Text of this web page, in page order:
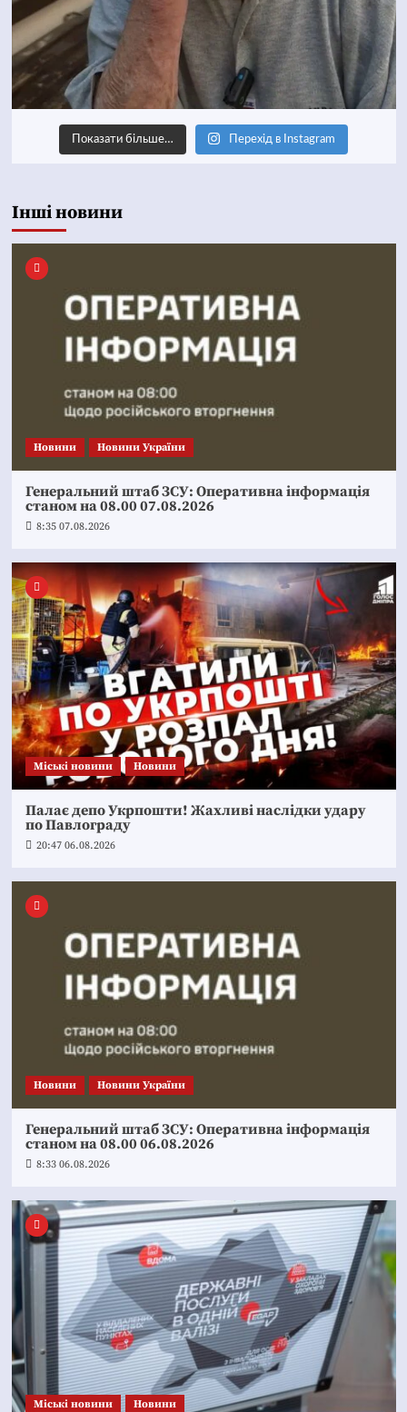
Показати більше… Перехід в Instagram
Інші новини
Новини Новини України
Генеральний штаб ЗСУ: Оперативна інформація
станом на 08.00 07.08.2026
8:35 07.08.2026
Mіські новини Новини
Палає депо Укрпошти! Жахливі наслідки удару
по Павлограду
20:47 06.08.2026
Новини Новини України
Генеральний штаб ЗСУ: Оперативна інформація
станом на 08.00 06.08.2026
8:33 06.08.2026
Mіські новини Новини